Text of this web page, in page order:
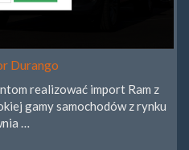
Durango
realizować import Ram z
gamy samochodów z rynku
…